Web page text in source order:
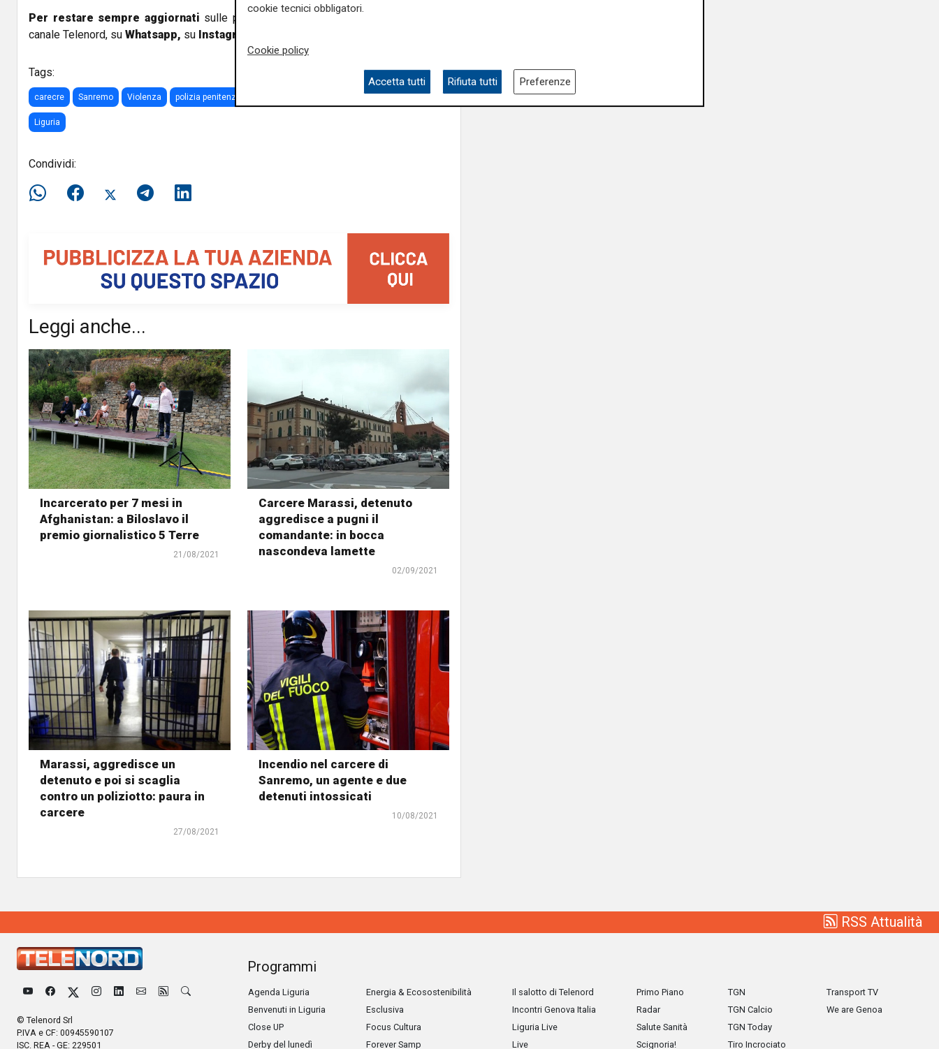
Per restare sempre aggiornati sulle principali notizie sulla Liguria seguiteci sul
canale Telenord, su Whatsapp, su Instagram
Tags:
carecre Sanremo Violenza polizia penitenziaria agente aggressione
Liguria
Condividi:
Leggi anche...
Incarcerato per 7 mesi in
Afghanistan: a Biloslavo il
premio giornalistico 5 Terre
21/08/2021
Carcere Marassi, detenuto
aggredisce a pugni il
comandante: in bocca
nascondeva lamette
02/09/2021
Marassi, aggredisce un
detenuto e poi si scaglia
contro un poliziotto: paura in
carcere
27/08/2021
Incendio nel carcere di
Sanremo, un agente e due
detenuti intossicati
10/08/2021
RSS Attualità
© Telenord Srl
P.IVA e CF: 00945590107
ISC. REA - GE: 229501
Programmi
Agenda Liguria
Benvenuti in Liguria
Close UP
Derby del lunedì
Energia & Ecosostenibilità
Esclusiva
Focus Cultura
Forever Samp
Il salotto di Telenord
Incontri Genova Italia
Liguria Live
Live
Primo Piano
Radar
Salute Sanità
Scignoria!
TGN
TGN Calcio
TGN Today
Tiro Incrociato
Transport TV
We are Genoa
cookie tecnici obbligatori.
Cookie policy
Accetta tutti Rifiuta tutti Preferenze